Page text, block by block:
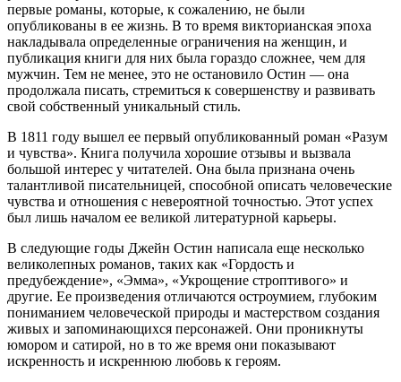
первые романы, которые, к сожалению, не были
опубликованы в ее жизнь. В то время викторианская эпоха
накладывала определенные ограничения на женщин, и
публикация книги для них была гораздо сложнее, чем для
мужчин. Тем не менее, это не остановило Остин — она
продолжала писать, стремиться к совершенству и развивать
свой собственный уникальный стиль.
В 1811 году вышел ее первый опубликованный роман «Разум
и чувства». Книга получила хорошие отзывы и вызвала
большой интерес у читателей. Она была признана очень
талантливой писательницей, способной описать человеческие
чувства и отношения с невероятной точностью. Этот успех
был лишь началом ее великой литературной карьеры.
В следующие годы Джейн Остин написала еще несколько
великолепных романов, таких как «Гордость и
предубеждение», «Эмма», «Укрощение строптивого» и
другие. Ее произведения отличаются остроумием, глубоким
пониманием человеческой природы и мастерством создания
живых и запоминающихся персонажей. Они проникнуты
юмором и сатирой, но в то же время они показывают
искренность и искреннюю любовь к героям.